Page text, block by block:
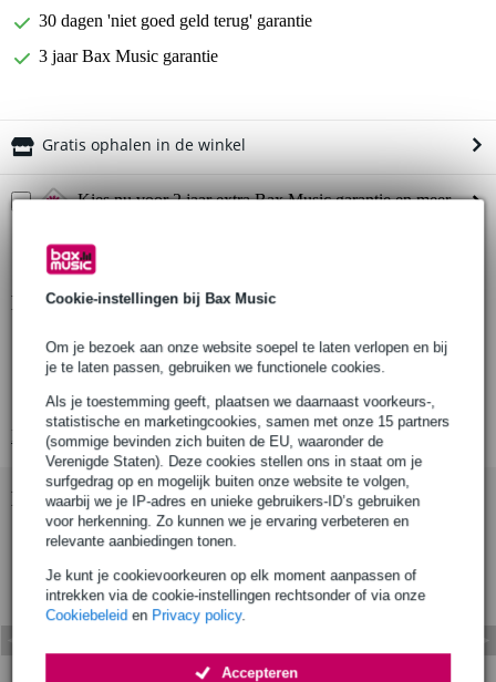
Cookie-instellingen bij Bax Music
Om je bezoek aan onze website soepel te laten verlopen en bij
je te laten passen, gebruiken we functionele cookies.
Als je toestemming geeft, plaatsen we daarnaast voorkeurs-,
statistische en marketingcookies, samen met onze 15 partners
(sommige bevinden zich buiten de EU, waaronder de
Verenigde Staten). Deze cookies stellen ons in staat om je
surfgedrag op en mogelijk buiten onze website te volgen,
waarbij we je IP-adres en unieke gebruikers-ID’s gebruiken
voor herkenning. Zo kunnen we je ervaring verbeteren en
relevante aanbiedingen tonen.
Je kunt je cookievoorkeuren op elk moment aanpassen of
intrekken via de cookie-instellingen rechtsonder of via onze
Cookiebeleid en Privacy policy.
Accepteren
30 dagen 'niet goed geld terug' garantie
3 jaar Bax Music garantie
Gratis ophalen in de winkel
Kies nu voor 2 jaar extra Bax Music garantie en meer
€ 12,05 eenmalig
Productinformatie
Ahead Spinal Glide-drumkruk
kleur bekleding: zwart
perfecte ondersteuning van lichaamslijnen
Bekijk alle productspecificaties
Bekijk ook eens (5)